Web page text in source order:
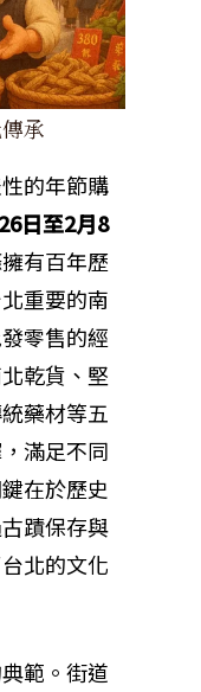
承
的年節購
日至2月8
有百年歷
重要的南
零售的經
乾貨、堅
藥材等五
滿足不同
在於歷史
蹟保存與
北的文化
範。街道